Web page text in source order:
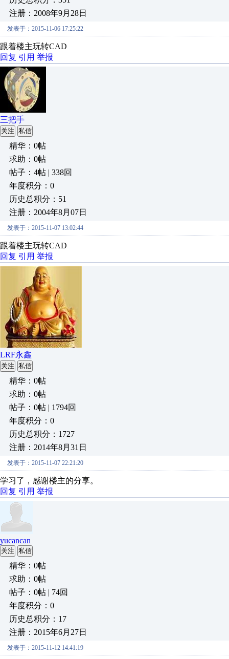
注册：2008年9月28日
发表于：2015-11-06 17:25:22
跟着楼主玩转CAD
回复 引用 举报
三把手
关注 私信
精华：0帖
求助：0帖
帖子：4帖 | 338回
年度积分：0
历史总积分：51
注册：2004年8月07日
发表于：2015-11-07 13:02:44
跟着楼主玩转CAD
回复 引用 举报
LRF永鑫
关注 私信
精华：0帖
求助：0帖
帖子：0帖 | 1794回
年度积分：0
历史总积分：1727
注册：2014年8月31日
发表于：2015-11-07 22:21:20
学习了，感谢楼主的分享。
回复 引用 举报
yucancan
关注 私信
精华：0帖
求助：0帖
帖子：0帖 | 74回
年度积分：0
历史总积分：17
注册：2015年6月27日
发表于：2015-11-12 14:41:19